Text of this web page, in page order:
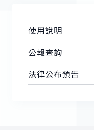
使用說明
公報查詢
法律公布預告